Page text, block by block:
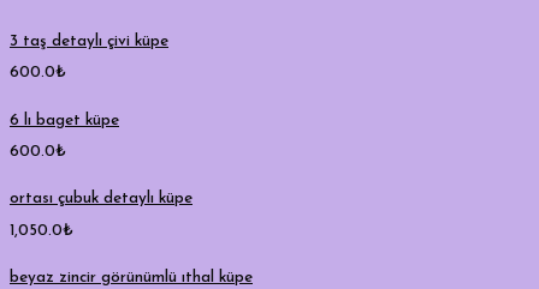
3 taş detaylı çivi küpe
600.0₺
6 lı baget küpe
600.0₺
ortası çubuk detaylı küpe
1,050.0₺
beyaz zincir görünümlü ıthal küpe